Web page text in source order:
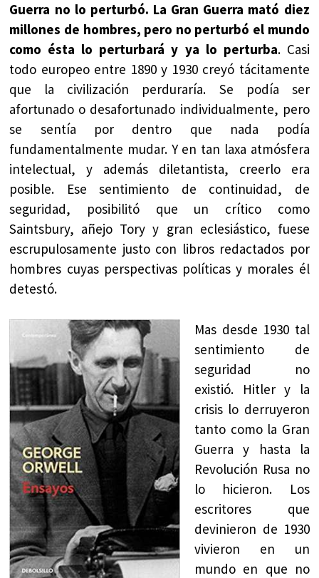
Guerra no lo perturbó. La Gran Guerra mató diez
millones de hombres, pero no perturbó el mundo
como ésta lo perturbará y ya lo perturba. Casi
todo europeo entre 1890 y 1930 creyó tácitamente
que la civilización perduraría. Se podía ser
afortunado o desafortunado individualmente, pero
se sentía por dentro que nada podía
fundamentalmente mudar. Y en tan laxa atmósfera
intelectual, y además diletantista, creerlo era
posible. Ese sentimiento de continuidad, de
seguridad, posibilitó que un crítico como
Saintsbury, añejo Tory y gran eclesiástico, fuese
escrupulosamente justo con libros redactados por
hombres cuyas perspectivas políticas y morales él
detestó.
Mas desde 1930 tal
sentimiento de
seguridad no
existió. Hitler y la
crisis lo derruyeron
tanto como la Gran
Guerra y hasta la
Revolución Rusa no
lo hicieron. Los
escritores que
devinieron de 1930
vivieron en un
mundo en que no